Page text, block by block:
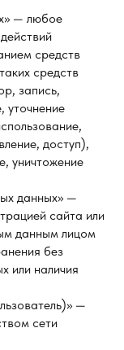
— любое
средств
средств
запись,
уточнение
доступ),
уничтожение
данных» —
сайта или
данным лицом
без
или наличия
—
сети